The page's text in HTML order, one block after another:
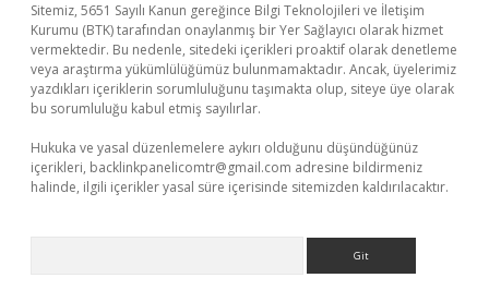
Sitemiz, 5651 Sayılı Kanun gereğince Bilgi Teknolojileri ve İletişim
Kurumu (BTK) tarafından onaylanmış bir Yer Sağlayıcı olarak hizmet
vermektedir. Bu nedenle, sitedeki içerikleri proaktif olarak denetleme
veya araştırma yükümlülüğümüz bulunmamaktadır. Ancak, üyelerimiz
yazdıkları içeriklerin sorumluluğunu taşımakta olup, siteye üye olarak
bu sorumluluğu kabul etmiş sayılırlar.
Hukuka ve yasal düzenlemelere aykırı olduğunu düşündüğünüz
içerikleri, backlinkpanelicomtr@gmail.com adresine bildirmeniz
halinde, ilgili içerikler yasal süre içerisinde sitemizden kaldırılacaktır.